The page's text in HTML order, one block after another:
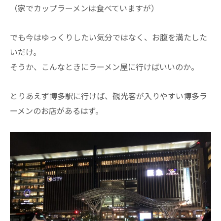
（家でカップラーメンは食べていますが）
でも今はゆっくりしたい気分ではなく、お腹を満たした
いだけ。
そうか、こんなときにラーメン屋に行けばいいのか。
とりあえず博多駅に行けば、観光客が入りやすい博多ラ
ーメンのお店があるはず。